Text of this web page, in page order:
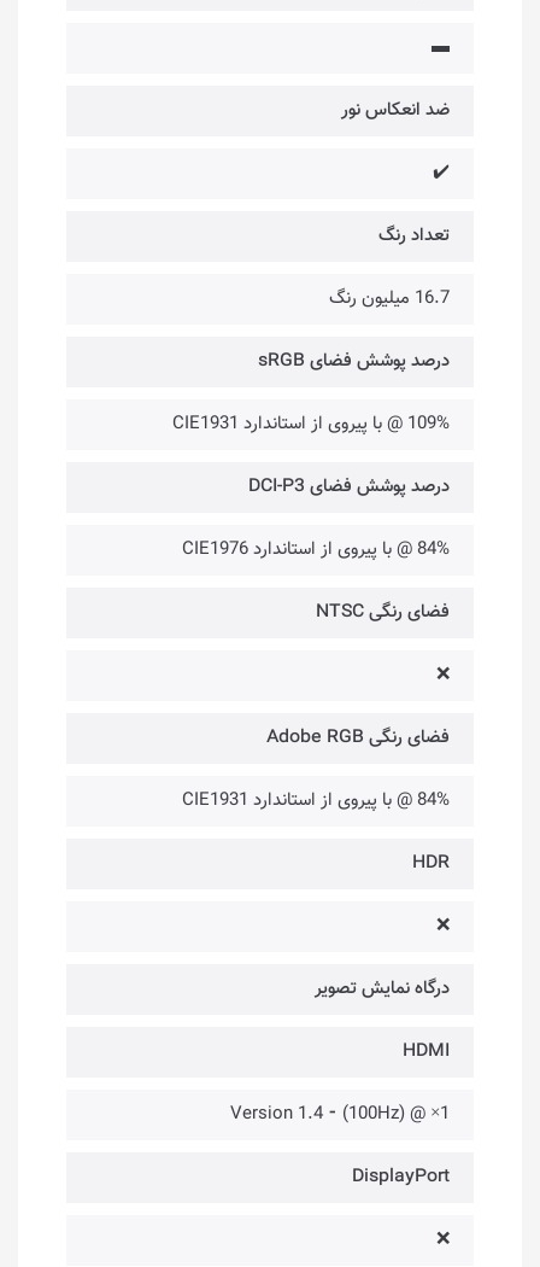
▬
ضد انعکاس نور
✔️
تعداد رنگ
16.7 میلیون رنگ
درصد پوشش فضای sRGB
109% @ با پیروی از استاندارد CIE1931
درصد پوشش فضای DCI-P3
84% @ با پیروی از استاندارد CIE1976
فضای رنگی NTSC
❌
فضای رنگی Adobe RGB
84% @ با پیروی از استاندارد CIE1931
HDR
❌
درگاه‌ نمایش تصویر
HDMI
1× @ (100Hz) ⁃ Version 1.4
DisplayPort
❌